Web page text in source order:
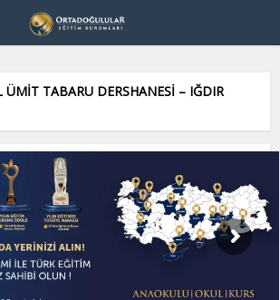
ÜMİT TABARU DERSHANESİ – IĞDIR